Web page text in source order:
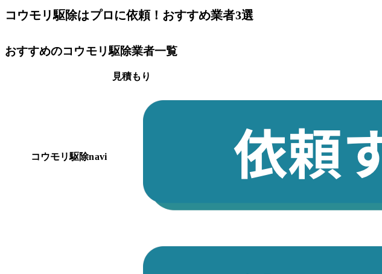
コウモリ駆除はプロに依頼！おすすめ業者3選
おすすめのコウモリ駆除業者一覧
見積もり
コウモリ駆除navi